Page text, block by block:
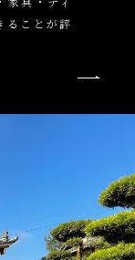
ることが評